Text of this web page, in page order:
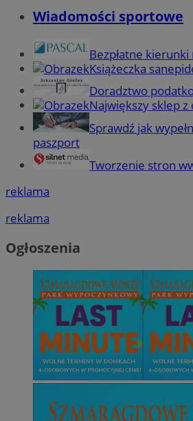
Wiadomości sportowe
Bezpłatne
Książeczka
Doradztwo
Największy sklep z
Sprawdź jak
paszport
Tworzenie stron
reklama
reklama
Ogłoszenia